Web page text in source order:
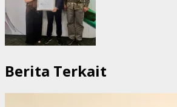
Berita Terkait